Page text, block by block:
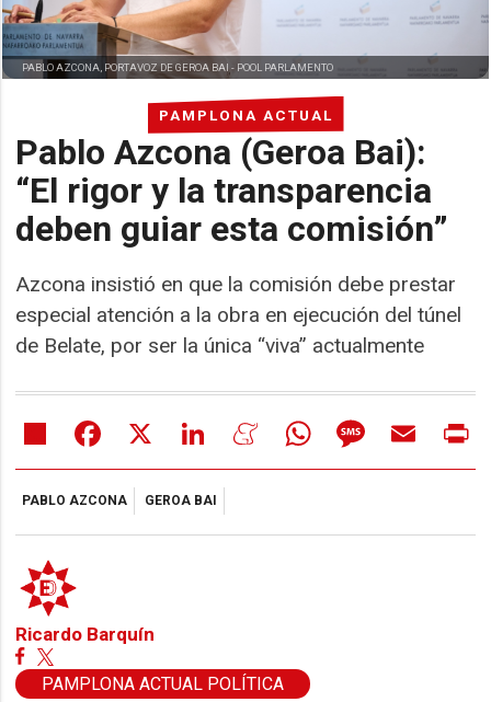
PAMPLONA ACTUAL
Pablo Azcona (Geroa Bai):
“El rigor y la transparencia
deben guiar esta comisión”
Azcona insistió en que la comisión debe prestar
especial atención a la obra en ejecución del túnel
de Belate, por ser la única “viva” actualmente
PABLO AZCONA, PORTAVOZ DE GEROA BAI - POOL PARLAMENTO
Share Facebook LinkedIn MeneameWhatsAppMessageEmail
PABLO AZCONA GEROA BAI
Ricardo Barquín
PAMPLONA ACTUAL POLÍTICA